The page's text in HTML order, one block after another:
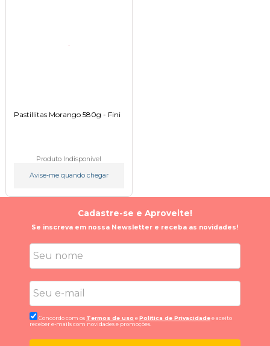
Pastillitas Morango 580g - Fini
Produto Indisponível
Avise-me quando chegar
Cadastre-se e Aproveite!
Se inscreva em nossa Newsletter e receba as novidades!
Concordo com os Termos de uso ePolitica de Privacidadee aceito
receber e-mails com novidades e promoções.